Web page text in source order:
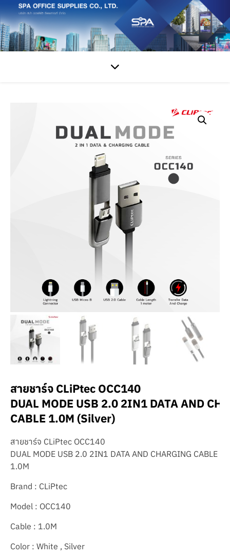
สายชาร์จ CLiPtec OCC140
DUAL MODE USB 2.0 2IN1 DATA AND
CABLE 1.0M (Silver)
สายชาร์จ CLiPtec OCC140
DUAL MODE USB 2.0 2IN1 DATA AND CHARGING CABLE
1.0M
Brand : CLiPtec
Model : OCC140
Cable : 1.0M
Color : White , Silver